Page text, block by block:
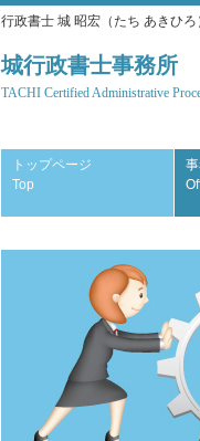
行政書士 城 昭宏（たち あきひろ
城行政書士事務所
TACHI Certified Administrative
トップページ
Top